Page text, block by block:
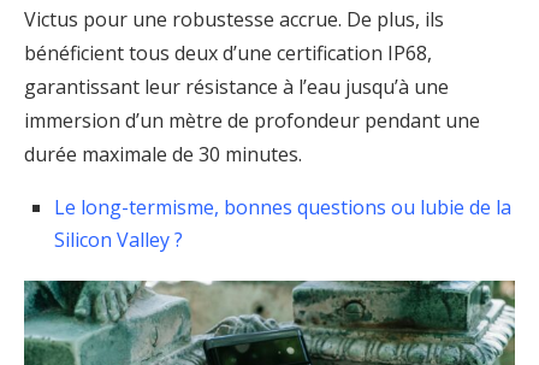
Victus pour une robustesse accrue. De plus, ils
bénéficient tous deux d’une certification IP68,
garantissant leur résistance à l’eau jusqu’à une
immersion d’un mètre de profondeur pendant une
durée maximale de 30 minutes.
Le long-termisme, bonnes questions ou lubie de la
Silicon Valley ?